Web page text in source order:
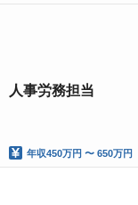
人事労務担当
年収450万円 〜 650万円